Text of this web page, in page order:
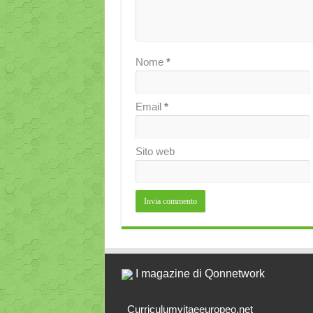
Nome *
Email *
Sito web
I magazine di Qonnetwork
Curriculumvitaeeuropeo.net